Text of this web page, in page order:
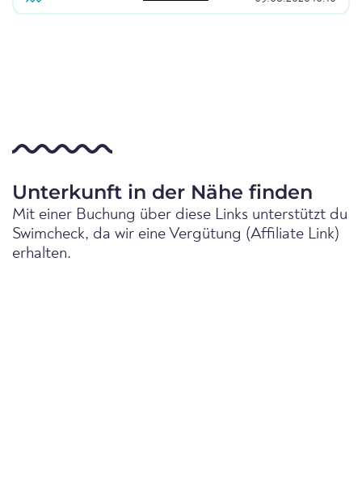
Unterkunft in der Nähe finden
Mit einer Buchung über diese Links unterstützt du
Swimcheck, da wir eine Vergütung (Affiliate Link)
erhalten.